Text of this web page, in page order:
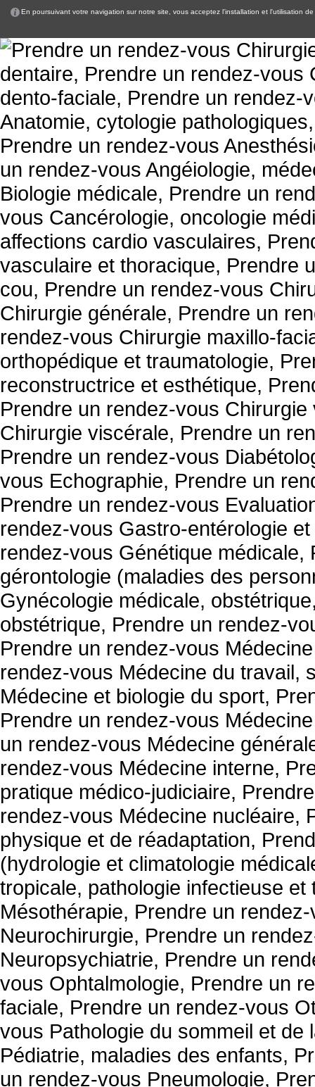
En poursuivant votre navigation sur notre site, vous acceptez l'installation et l'utilisation